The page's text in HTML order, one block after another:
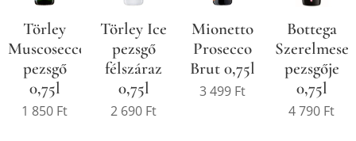
Törley
Muscosecco
pezsgő
0,75l
1 850 Ft
Törley Ice
pezsgő
félszáraz
0,75l
2 690 Ft
Mionetto
Prosecco
Brut 0,75l
3 499 Ft
Bottega
Szerelmesek
pezsgője
0,75l
4 790 Ft